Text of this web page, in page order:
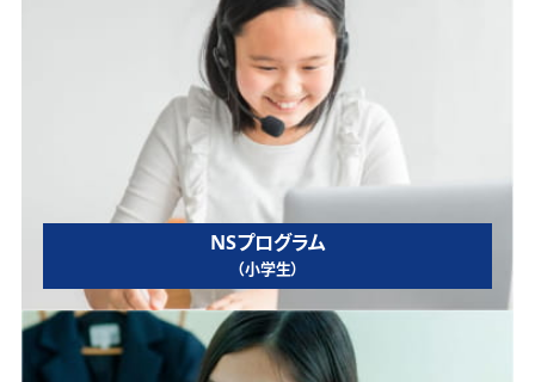
NSプログラム
（小学生）